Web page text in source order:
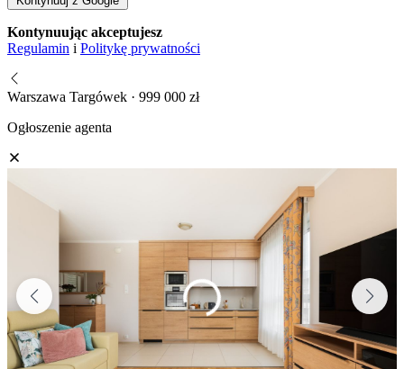
Kontynuując akceptujesz
Regulamin i Politykę prywatności
Warszawa Targówek · 999 000 zł
Ogłoszenie agenta